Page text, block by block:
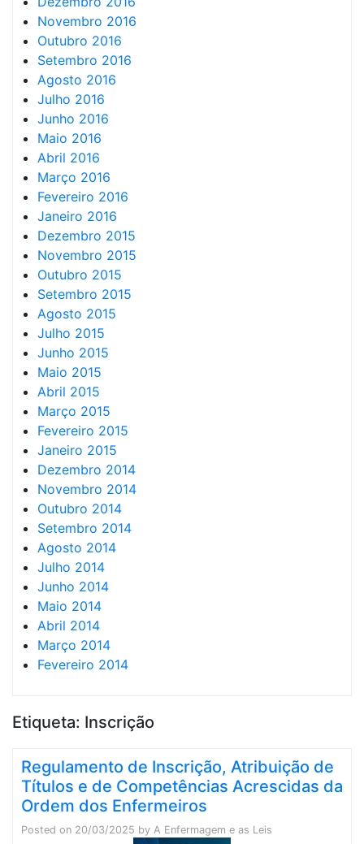
Novembro 2016
Outubro 2016
Setembro 2016
Agosto 2016
Julho 2016
Junho 2016
Maio 2016
Abril 2016
Março 2016
Fevereiro 2016
Janeiro 2016
Dezembro 2015
Novembro 2015
Outubro 2015
Setembro 2015
Agosto 2015
Julho 2015
Junho 2015
Maio 2015
Abril 2015
Março 2015
Fevereiro 2015
Janeiro 2015
Dezembro 2014
Novembro 2014
Outubro 2014
Setembro 2014
Agosto 2014
Julho 2014
Junho 2014
Maio 2014
Abril 2014
Março 2014
Fevereiro 2014
Etiqueta: Inscrição
Regulamento de Inscrição, Atribuição de
Títulos e de Competências Acrescidas da
Ordem dos Enfermeiros
Posted on 20/03/2025 by A Enfermagem e as Leis